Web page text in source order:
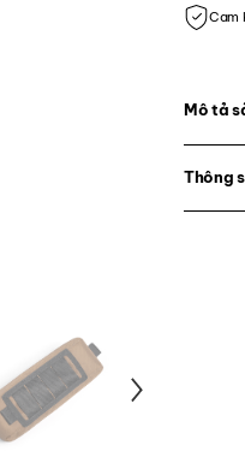
Cam
Mô tả
Thông